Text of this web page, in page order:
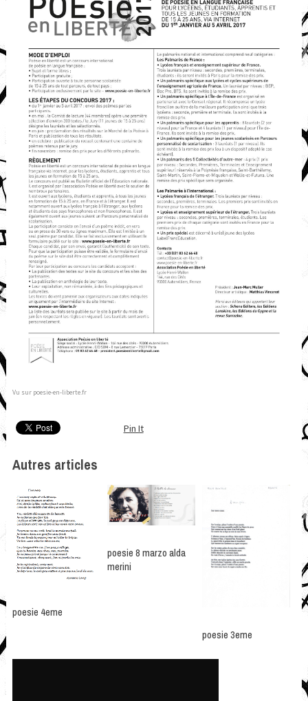
Vu sur poesie-en-liberte.fr
Pin It
Autres articles
poesie 4eme
poesie 8 marzo alda
merini
poesie 3eme